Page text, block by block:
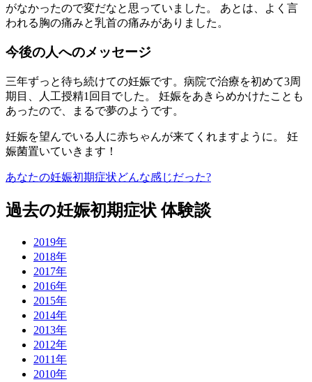
がなかったので変だなと思っていました。 あとは、よく言
われる胸の痛みと乳首の痛みがありました。
今後の人へのメッセージ
三年ずっと待ち続けての妊娠です。病院で治療を初めて3周
期目、人工授精1回目でした。 妊娠をあきらめかけたことも
あったので、まるで夢のようです。
妊娠を望んでいる人に赤ちゃんが来てくれますように。 妊
娠菌置いていきます！
あなたの妊娠初期症状どんな感じだった?
過去の妊娠初期症状 体験談
2019年
2018年
2017年
2016年
2015年
2014年
2013年
2012年
2011年
2010年